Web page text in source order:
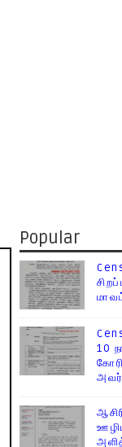
Popular
10